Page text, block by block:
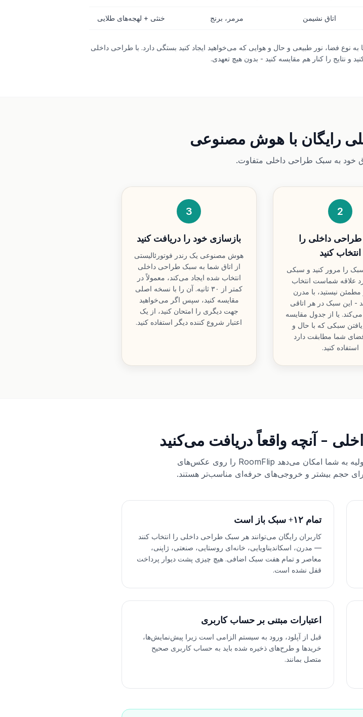
اتاق نشیمن مرمر، برنج خنثی + لهجه‌های طلایی
نوع فضا، نور طبیعی و حال و هوایی که می‌خواهید ایجاد کنید بستگی دارد. با طراحی داخلی
نتایج را کنار هم مقایسه کنید - بدون هیچ تعهدی.
رایگان با هوش مصنوعی
خود به سبک طراحی داخلی متفاوت.
2
داخلی را
انتخاب کنید
۱۲+ سبک را مرور کنید و سبکی
علاقه شماست انتخاب
مطمئن نیستید، با مدرن
- این سبک در هر اتاقی
یا از جدول مقایسه
یافتن سبکی که با حال و
شما مطابقت دارد
استفاده کنید.
3
بازسازی خود را دریافت کنید
هوش مصنوعی یک رندر فوتورئالیستی
از اتاق شما به سبک طراحی داخلی
انتخاب شده ایجاد می‌کند، معمولاً در
کمتر از ۳۰ ثانیه. آن را با نسخه اصلی
مقایسه کنید، سپس اگر می‌خواهید
جهت دیگری را امتحان کنید، از یک
اعتبار شروع کننده دیگر استفاده کنید.
- آنچه واقعاً دریافت می‌کنید
این نسخه شفافی از پیشنهاد است: اعتبار اولیه به شما امکان می‌دهد RoomFlip را روی عکس‌های
برای حجم بیشتر و خروجی‌های حرفه‌ای مناسب‌تر هستند.
تمام ۱۲+ سبک باز است
کاربران رایگان می‌توانند هر سبک طراحی داخلی را انتخاب کنند
— مدرن، اسکاندیناویایی، خانه‌ای روستایی، صنعتی، ژاپنی،
معاصر و تمام هفت سبک اضافی. هیچ چیزی پشت دیوار پرداخت
قفل نشده است.
اعتبارات مبتنی بر حساب کاربری
قبل از آپلود، ورود به سیستم الزامی است زیرا پیش‌نمایش‌ها،
خریدها و طرح‌های ذخیره شده باید به حساب کاربری صحیح
متصل بمانند.